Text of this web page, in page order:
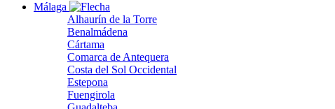
Málaga
Alhaurín de la Torre
Benalmádena
Cártama
Comarca de Antequera
Costa del Sol Occidental
Estepona
Fuengirola